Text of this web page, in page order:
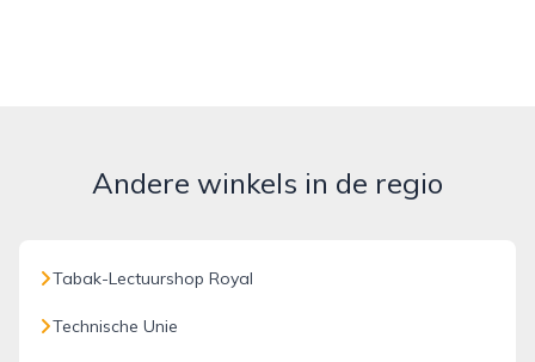
Andere winkels in de regio
Tabak-Lectuurshop Royal
Technische Unie